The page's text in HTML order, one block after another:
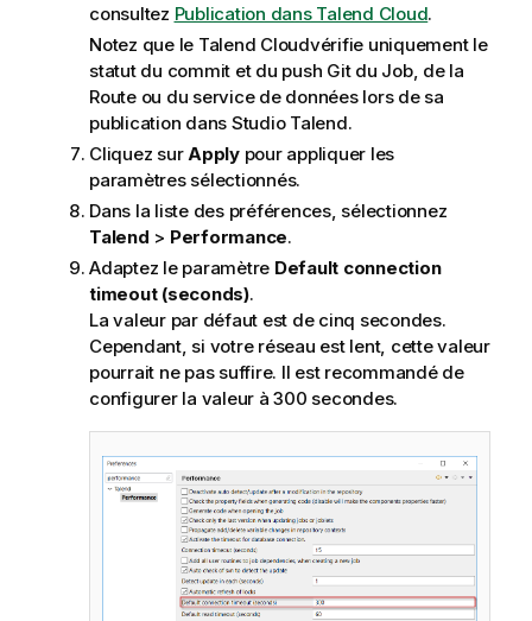
consultez Publication dans Talend Cloud.
Notez que le Talend Cloudvérifie uniquement le
statut du commit et du push Git du Job, de la
Route ou du service de données lors de sa
publication dans Studio Talend.
Cliquez sur Applypour appliquer les
paramètres sélectionnés.
Dans la liste des préférences, sélectionnez
Talend > Performance.
Adaptez le paramètre Default connection
timeout (seconds).
La valeur par défaut est de cinq secondes.
Cependant, si votre réseau est lent, cette valeur
pourrait ne pas suffire. Il est recommandé de
configurer la valeur à 300 secondes.